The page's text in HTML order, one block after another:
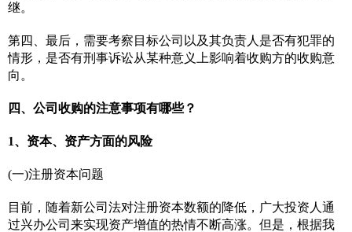
继。
第四、最后，需要考察目标公司以及其负责人是否有犯罪的
情形，是否有刑事诉讼从某种意义上影响着收购方的收购意
向。
四、公司收购的注意事项有哪些？
1、资本、资产方面的风险
(一)注册资本问题
目前，随着新公司法对注册资本数额的降低，广大投资人通
过兴办公司来实现资产增值的热情不断高涨。但是，根据我